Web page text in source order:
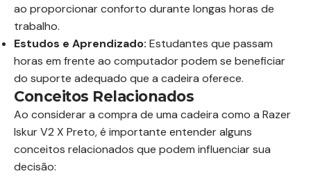
ao proporcionar conforto durante longas horas de
trabalho.
Estudos e Aprendizado: Estudantes que passam
horas em frente ao computador podem se beneficiar
do suporte adequado que a cadeira oferece.
Conceitos Relacionados
Ao considerar a compra de uma cadeira como a Razer
Iskur V2 X Preto, é importante entender alguns
conceitos relacionados que podem influenciar sua
decisão: